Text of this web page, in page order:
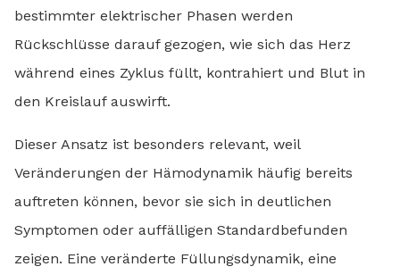
bestimmter elektrischer Phasen werden
Rückschlüsse darauf gezogen, wie sich das Herz
während eines Zyklus füllt, kontrahiert und Blut in
den Kreislauf auswirft.
Dieser Ansatz ist besonders relevant, weil
Veränderungen der Hämodynamik häufig bereits
auftreten können, bevor sie sich in deutlichen
Symptomen oder auffälligen Standardbefunden
zeigen. Eine veränderte Füllungsdynamik, eine